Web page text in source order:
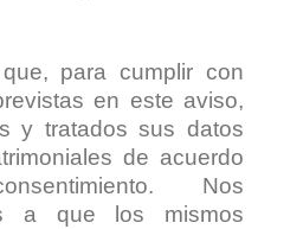
para cumplir con
en este aviso,
y tratados sus datos
de acuerdo
Nos
a que los mismos